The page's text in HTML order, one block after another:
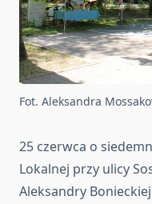
Fot. Aleksandra
25 czerwca o
Lokalnej przy ulicy
Aleksandry